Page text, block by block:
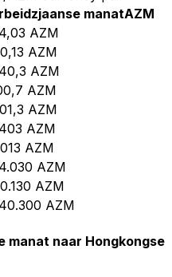
manatAZM
AZM
AZM
AZM
AZM
AZM
AZM
AZM
AZM
AZM
AZM
manat naar Hongkongse